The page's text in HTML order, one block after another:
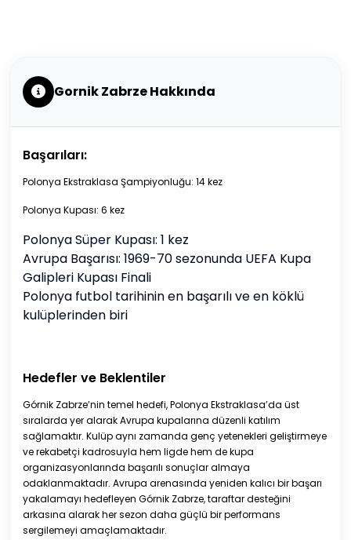
Gornik Zabrze Hakkında
Başarıları:
Polonya Ekstraklasa Şampiyonluğu: 14 kez
Polonya Kupası: 6 kez
Polonya Süper Kupası: 1 kez
Avrupa Başarısı: 1969-70 sezonunda UEFA Kupa
Galipleri Kupası Finali
Polonya futbol tarihinin en başarılı ve en köklü
kulüplerinden biri
Hedefler ve Beklentiler
Górnik Zabrze’nin temel hedefi, Polonya Ekstraklasa’da üst
sıralarda yer alarak Avrupa kupalarına düzenli katılım
sağlamaktır. Kulüp aynı zamanda genç yetenekleri geliştirmeye
ve rekabetçi kadrosuyla hem ligde hem de kupa
organizasyonlarında başarılı sonuçlar almaya
odaklanmaktadır. Avrupa arenasında yeniden kalıcı bir başarı
yakalamayı hedefleyen Górnik Zabrze, taraftar desteğini
arkasına alarak her sezon daha güçlü bir performans
sergilemeyi amaçlamaktadır.